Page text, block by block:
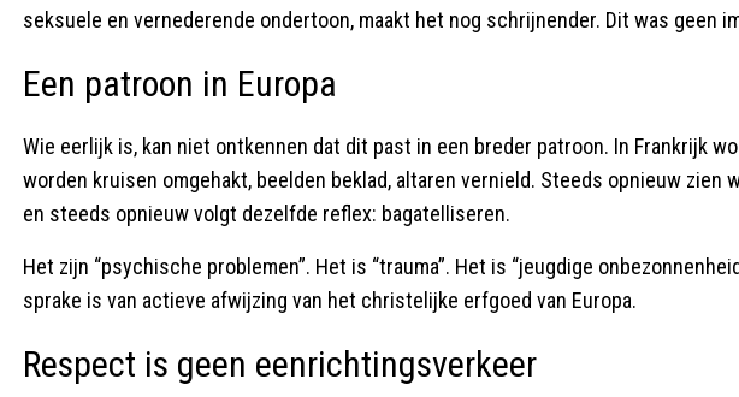
seksuele en vernederende ondertoon, maakt het nog schrijnender. Dit was geen
Een patroon in Europa
Wie eerlijk is, kan niet ontkennen dat dit past in een breder patroon. In Frankrijk
worden kruisen omgehakt, beelden beklad, altaren vernield. Steeds opnieuw zien
en steeds opnieuw volgt dezelfde reflex: bagatelliseren.
Het zijn “psychische problemen”. Het is “trauma”. Het is “jeugdige
sprake is van actieve afwijzing van het christelijke erfgoed van Europa.
Respect is geen eenrichtingsverkeer